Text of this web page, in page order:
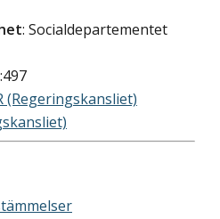
: Socialdepartementet
(Regeringskansliet)